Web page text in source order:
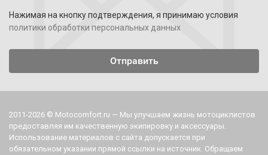
Нажимая на кнопку подтверждения, я принимаю условия
политики обработки персональных данных
2011-2026 © Motocomfort.ru — Мы улучшаем жизнь мотоциклистов
предоставляя им качественную экипировку и аксессуары.
Использование материалов с сайта допускается при
обязательном указании прямой ссылки на источник. Обращаем